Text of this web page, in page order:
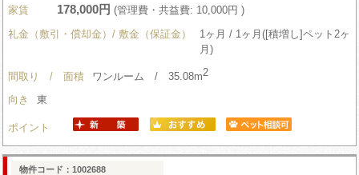
家賃 178,000円 (管理費・共益費: 10,000円 )
礼金（敷引・償却金）/ 敷金（保証金）
1ヶ月 / 1ヶ月([積増し]ペット2ヶ
月)
間取り / 面積 ワンルーム / 35.08m2
向き 東
ポイント
物件コード：1002688